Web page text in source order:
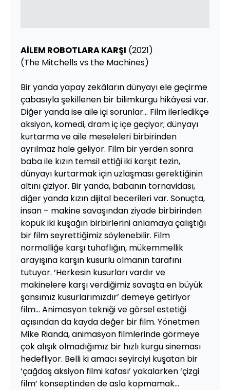
AİLEM ROBOTLARA KARŞI (2021)
(The Mitchells vs the Machines)
Bir yanda yapay zekâların dünyayı ele geçirme
çabasıyla şekillenen bir bilimkurgu hikâyesi var.
Diğer yanda ise aile içi sorunlar… Film ilerledikçe
aksiyon, komedi, dram iç içe geçiyor; dünyayı
kurtarma ve aile meseleleri birbirinden
ayrılmaz hale geliyor. Film bir yerden sonra
baba ile kızın temsil ettiği iki karşıt tezin,
dünyayı kurtarmak için uzlaşması gerektiğinin
altını çiziyor. Bir yanda, babanın tornavidası,
diğer yanda kızın dijital becerileri var. Sonuçta,
insan – makine savaşından ziyade birbirinden
kopuk iki kuşağın birbirlerini anlamaya çalıştığı
bir film seyrettiğimiz söylenebilir. Film
normalliğe karşı tuhaflığın, mükemmellik
arayışına karşın kusurlu olmanın tarafını
tutuyor. ‘Herkesin kusurları vardır ve
makinelere karşı verdiğimiz savaşta en büyük
şansımız kusurlarımızdır’ demeye getiriyor
film… Animasyon tekniği ve görsel estetiği
açısından da kayda değer bir film. Yönetmen
Mike Rianda, animasyon filmlerinde görmeye
çok alışık olmadığımız bir hızlı kurgu sineması
hedefliyor. Belli ki amacı seyirciyi kuşatan bir
‘çağdaş aksiyon filmi kafası’ yakalarken ‘çizgi
film’ konseptinden de asla kopmamak…